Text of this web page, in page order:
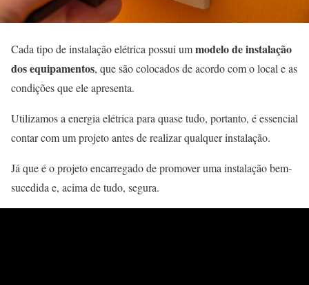
Cada tipo de instalação elétrica possui ummodelo de instalação
dos equipamentos, que são colocados de acordo com o local e as
condições que ele apresenta.
Utilizamos a energia elétrica para quase tudo, portanto, é essencial
contar com um projeto antes de realizar qualquer instalação.
Já que é o projeto encarregado de promover uma instalação bem-
sucedida e, acima de tudo, segura.